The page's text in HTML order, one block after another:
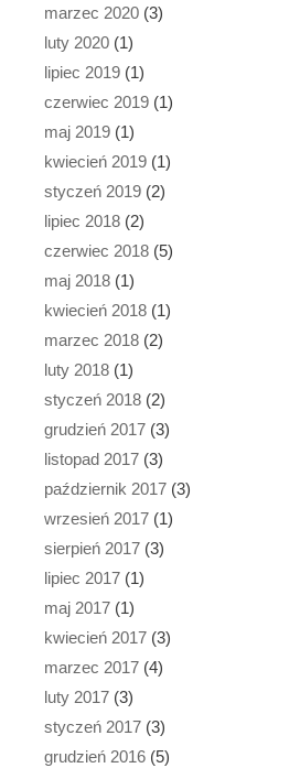
marzec 2020 (3)
luty 2020 (1)
lipiec 2019 (1)
czerwiec 2019 (1)
maj 2019 (1)
kwiecień 2019 (1)
styczeń 2019 (2)
lipiec 2018 (2)
czerwiec 2018 (5)
maj 2018 (1)
kwiecień 2018 (1)
marzec 2018 (2)
luty 2018 (1)
styczeń 2018 (2)
grudzień 2017 (3)
listopad 2017 (3)
październik 2017 (3)
wrzesień 2017 (1)
sierpień 2017 (3)
lipiec 2017 (1)
maj 2017 (1)
kwiecień 2017 (3)
marzec 2017 (4)
luty 2017 (3)
styczeń 2017 (3)
grudzień 2016 (5)